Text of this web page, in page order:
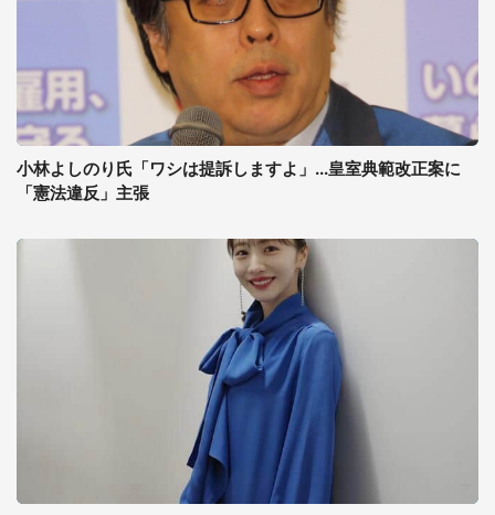
小林よしのり氏「ワシは提訴しますよ」...皇室典範改正案に
「憲法違反」主張